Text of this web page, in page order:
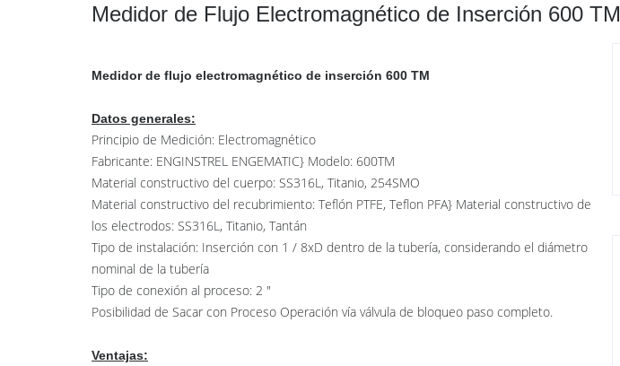
Medidor de Flujo Electromagnético de Inserción 600 TM
Medidor de flujo electromagnético de inserción 600 TM
Datos generales:
Principio de Medición: Electromagnético
Fabricante: ENGINSTREL ENGEMATIC} Modelo: 600TM
Material constructivo del cuerpo: SS316L, Titanio, 254SMO
Material constructivo del recubrimiento: Teflón PTFE, Teflon PFA} Material constructivo de
los electrodos: SS316L, Titanio, Tantán
Tipo de instalación: Inserción con 1 / 8xD dentro de la tubería, considerando el diámetro
nominal de la tubería
Tipo de conexión al proceso: 2 "
Posibilidad de Sacar con Proceso Operación vía válvula de bloqueo paso completo.
Ventajas: